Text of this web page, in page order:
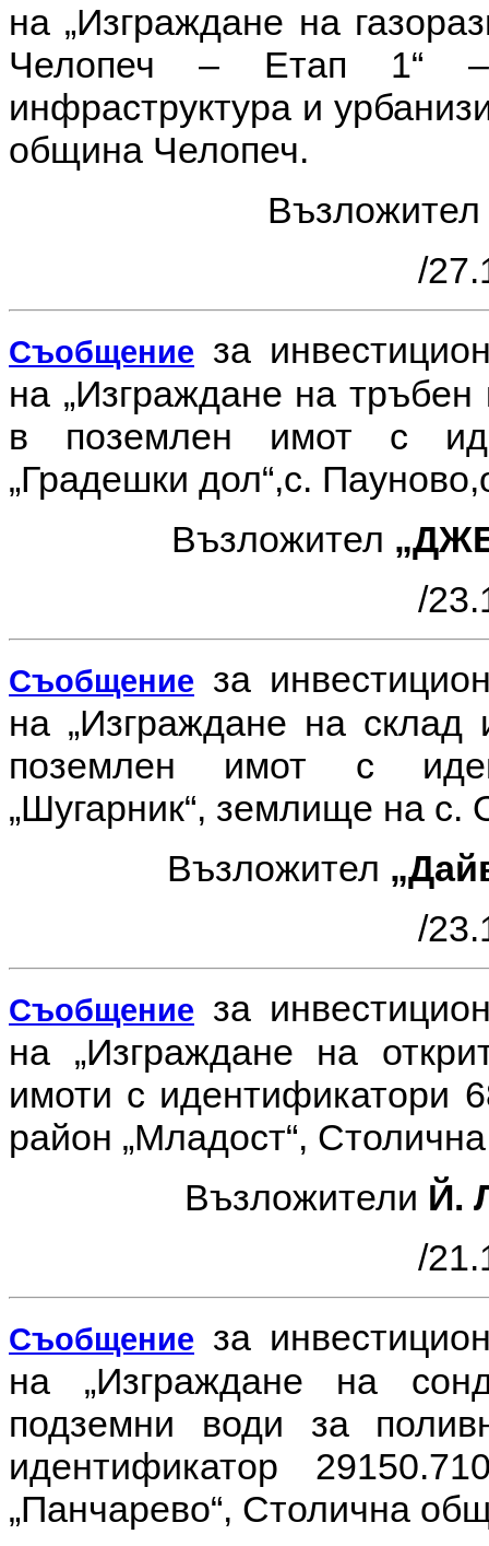
на „Изграждане на
Челопеч – Етап 1“ –
инфраструктура и
община Челопеч.
Възложител
/
Съобщение за
на „Изграждане на
в поземлен имот с
„Градешки дол“,с.
Възложител
/
Съобщение за
на „Изграждане на склад
поземлен имот с
„Шугарник“, землище на с.
Възложител
/
Съобщение за
на „Изграждане на
имоти с идентификатори
район „Младост“,
Възложители Й.
/
Съобщение за
на „Изграждане на
подземни води за
идентификатор
„Панчарево“, Столична